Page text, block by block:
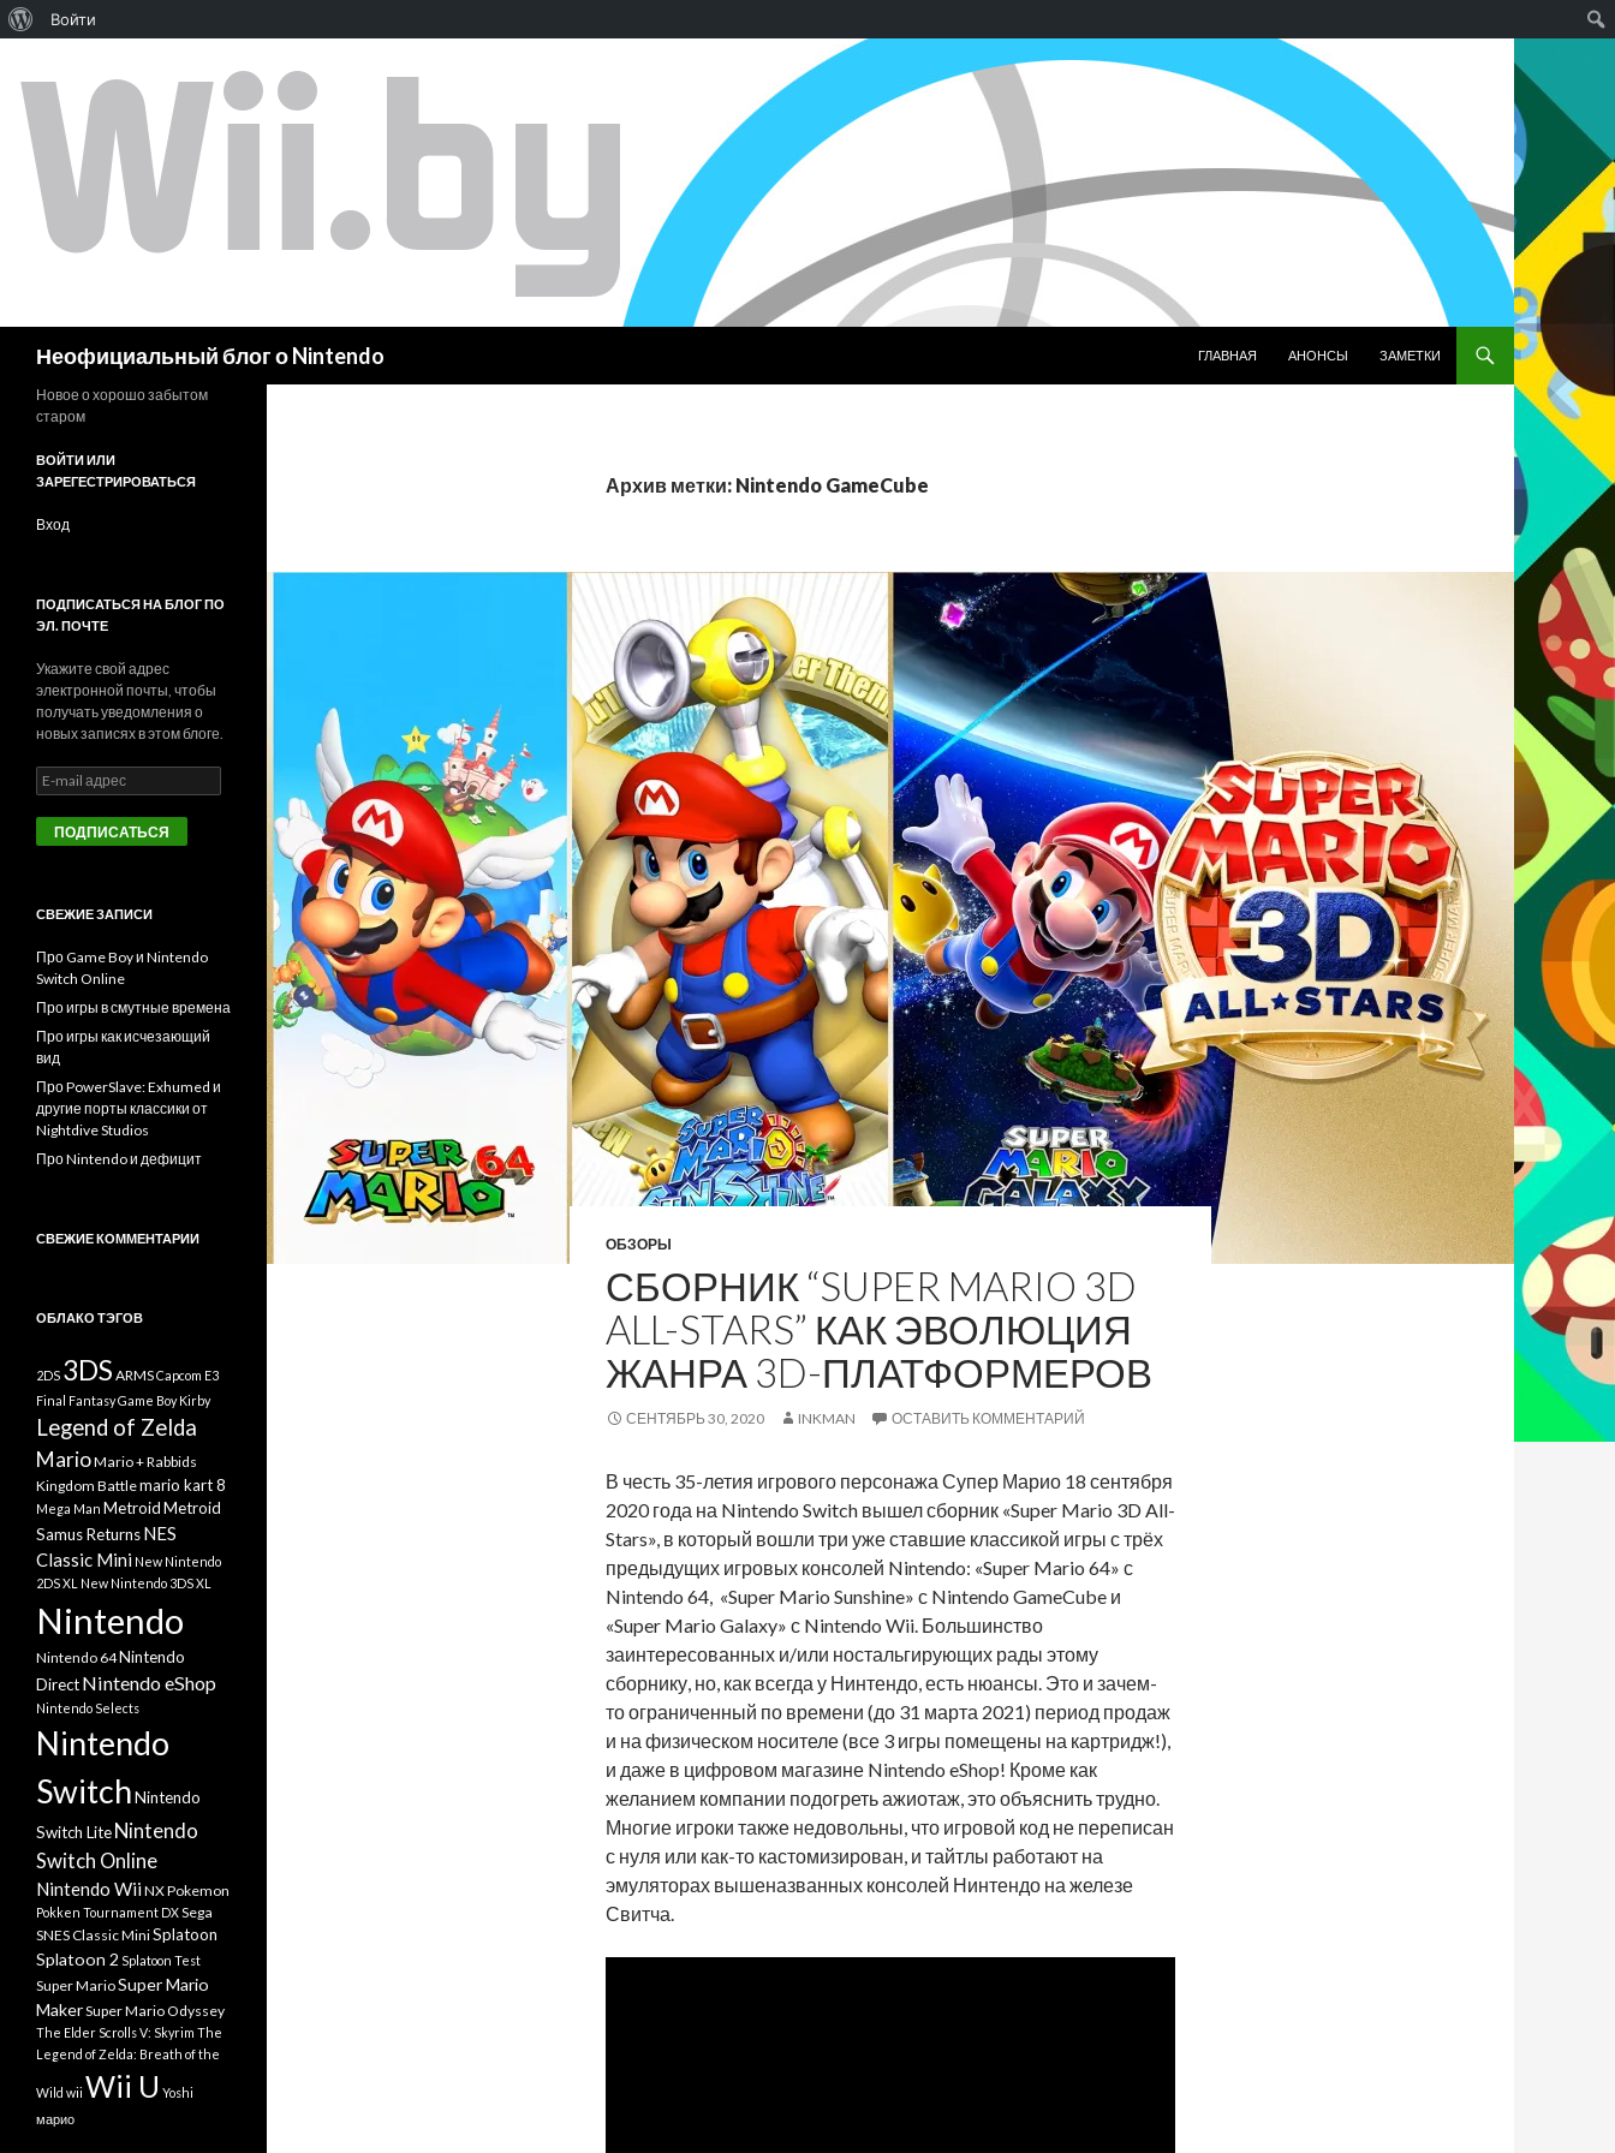
Неофициальный блог о Nintendo
ГЛАВНАЯ
АНОНСЫ ЗАМЕТКИ
Архив метки: Nintendo GameCube
ОБЗОРЫ
СБОРНИК “SUPER MARIO 3D
ALL-STARS” КАК ЭВОЛЮЦИЯ
ЖАНРА 3D-ПЛАТФОРМЕРОВ
СЕНТЯБРЬ 30, 2020 INKMAN ОСТАВИТЬ КОММЕНТАРИЙ
В честь 35-летия игрового персонажа Супер Марио 18 сентября
2020 года на Nintendo Switch вышел сборник «Super Mario 3D All-
Stars», в который вошли три уже ставшие классикой игры с трёх
предыдущих игровых консолей Nintendo: «Super Mario 64» с
Nintendo 64, «Super Mario Sunshine» с Nintendo GameCube и
«Super Mario Galaxy» с Nintendo Wii. Большинство
заинтересованных и/или ностальгирующих рады этому
сборнику, но, как всегда у Нинтендо, есть нюансы. Это и зачем-
то ограниченный по времени (до 31 марта 2021) период продаж
и на физическом носителе (все 3 игры помещены на картридж!),
и даже в цифровом магазине Nintendo eShop! Кроме как
желанием компании подогреть ажиотаж, это объяснить трудно.
Многие игроки также недовольны, что игровой код не переписан
с нуля или как-то кастомизирован, и тайтлы работают на
эмуляторах вышеназванных консолей Нинтендо на железе
Свитча.
Новое о хорошо забытом
старом
ВОЙТИ ИЛИ
ЗАРЕГЕСТРИРОВАТЬСЯ
Вход
ПОДПИСАТЬСЯ НА БЛОГ ПО
ЭЛ. ПОЧТЕ
Укажите свой адрес
электронной почты, чтобы
получать уведомления о
новых записях в этом блоге.
E
-
m
a
а
р
е
СВЕЖИЕ ЗАПИСИ
Про Game Boy и Nintendo
Switch Online
Про игры в смутные времена
Про игры как исчезающий
вид
Про PowerSlave: Exhumed и
другие порты классики от
Nightdive Studios
Про Nintendo и дефицит
СВЕЖИЕ КОММЕНТАРИИ
ОБЛАКО ТЭГОВ
2DS 3DS ARMSCapcom E3
Final FantasyGame Boy Kirby
Legend of Zelda
MarioMario + Rabbids
Kingdom Battlemario kart 8
Mega Man MetroidMetroid
Samus ReturnsNES
Classic Mini New Nintendo
2DS XL New Nintendo 3DS XL
Nintendo
Nintendo 64Nintendo
DirectNintendo eShop
Nintendo Selects
Nintendo
SwitchNintendo
Switch LiteNintendo
Switch Online
Nintendo WiiNXPokemon
Pokken Tournament DXSega
SNES Classic MiniSplatoon
Splatoon 2 Splatoon Test
Super MarioSuper Mario
MakerSuper Mario Odyssey
The Elder Scrolls V: Skyrim The
Legend of Zelda: Breath of the
Wild wii Wii U Yoshi
марио
Войти